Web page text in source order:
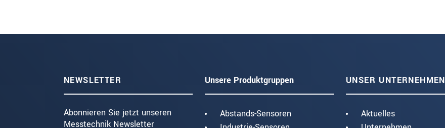
NEWSLETTER
Abonnieren Sie jetzt unseren
Messtechnik Newsletter
Unsere Produktgruppen
Abstands-Sensoren
UNSER UNTERNEHMEN
Aktuelles